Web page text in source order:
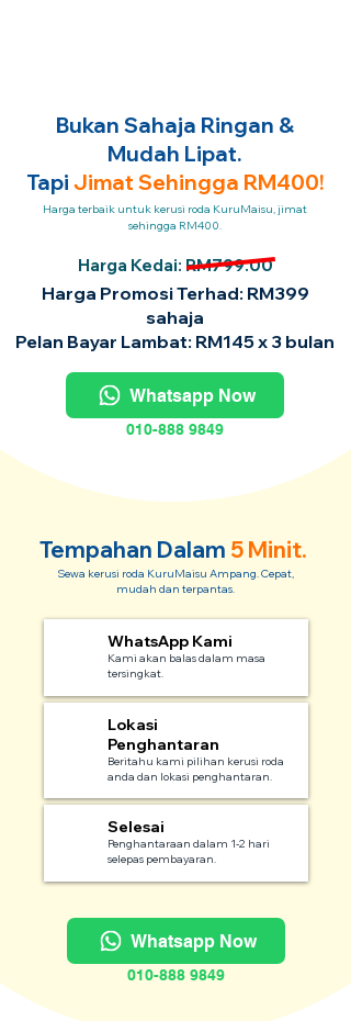
Bukan Sahaja Ringan &
Mudah Lipat.
Tapi Jimat Sehingga RM400!
Harga terbaik untuk kerusi roda KuruMaisu, jimat
sehingga RM400.
Harga Kedai: RM799.00
Harga Promosi Terhad: RM399
sahaja
Pelan Bayar Lambat: RM145 x 3 bulan
Whatsapp Now
010-888 9849
Tempahan Dalam 5 Minit.
Sewa kerusi roda KuruMaisu Ampang. Cepat,
mudah dan terpantas.
WhatsApp Kami
Kami akan balas dalam masa
tersingkat.
Lokasi
Penghantaran
Beritahu kami pilihan kerusi roda
anda dan lokasi penghantaran.
Selesai
Penghantaraan dalam 1-2 hari
selepas pembayaran.
Whatsapp Now
010-888 9849